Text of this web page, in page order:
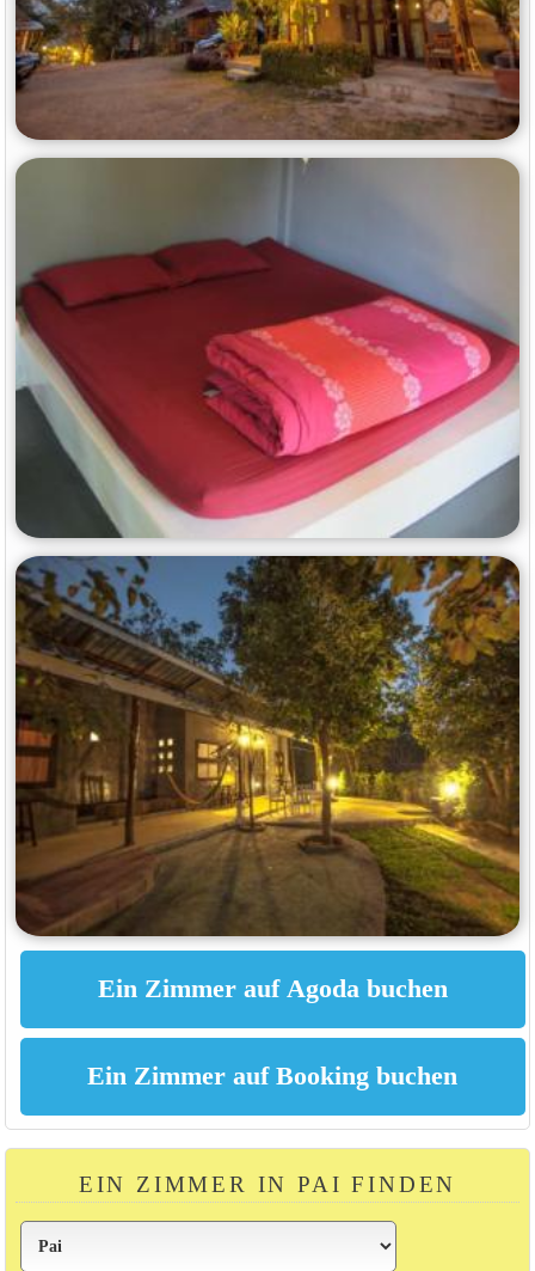
EIN ZIMMER IN PAI FINDEN